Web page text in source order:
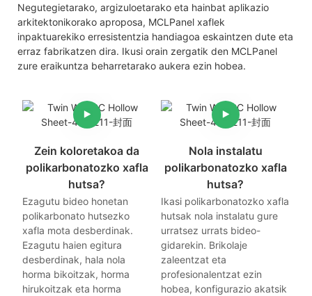
Negutegietarako, argizuloetarako eta hainbat aplikazio
arkitektonikorako aproposa, MCLPanel xaflek
inpaktuarekiko erresistentzia handiagoa eskaintzen dute eta
erraz fabrikatzen dira. Ikusi orain zergatik den MCLPanel
zure eraikuntza beharretarako aukera ezin hobea.
Zein koloretakoa da
polikarbonatozko xafla
hutsa?
Ezagutu bideo honetan
polikarbonato hutsezko
xafla mota desberdinak.
Ezagutu haien egitura
desberdinak, hala nola
horma bikoitzak, horma
hirukoitzak eta horma
Nola instalatu
polikarbonatozko xafla
hutsa?
Ikasi polikarbonatozko xafla
hutsak nola instalatu gure
urratsez urrats bideo-
gidarekin. Brikolaje
zaleentzat eta
profesionalentzat ezin
hobea, konfigurazio akatsik